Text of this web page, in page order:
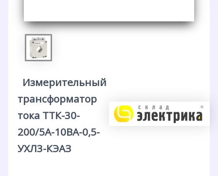
Измерительный
трансформатор
тока ТТК-30-
200/5А-10ВА-0,5-
УХЛ3-КЭАЗ